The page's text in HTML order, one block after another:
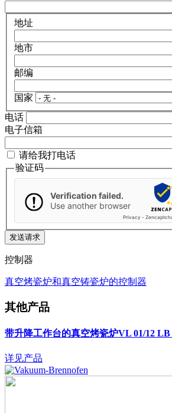
地址
地市
邮编
国家
电话
电子信箱
请给我打电话
验证码
Verification failed.
Use another browser
Privacy -
控制器
真空烤瓷炉和真空铸瓷炉的控制器
其他产品
带升降工作台的真空烤瓷炉VL 01/12 LB
详见产品